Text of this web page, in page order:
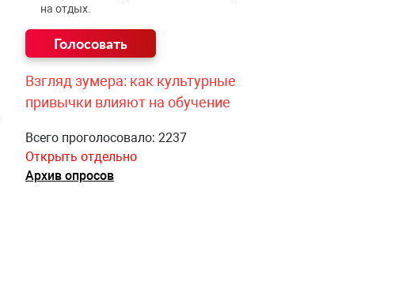
на отдых.
Взгляд зумера: как культурные
привычки влияют на обучение
Всего проголосовало: 2237
Открыть отдельно
Архив опросов